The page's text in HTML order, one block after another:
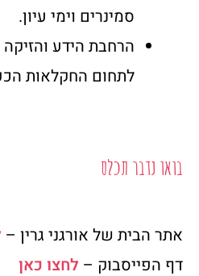
סמינרים וימי עיון.
הרחבת הידע
לתחום החקלאות
בואו נדבר תכלס
אתר הבית של אורגני גרין –
דף הפייסבוק – לחצו כאן